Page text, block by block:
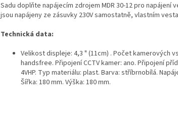
Sadu doplňte napájecím zdrojem MDR 30-12 pro napájení
jsou napájeny ze zásuvky 230V samostatně, vlastním
Technická data:
Velikost displeje: 4,3 " (11cm) . Počet kamerových
handsfree. Připojení CCTV kamer: ano. Připojení
4VHP. Typ materiálu: plast. Barva: stříbrnobílá.
Šířka: 180 mm. Výška: 180 mm.